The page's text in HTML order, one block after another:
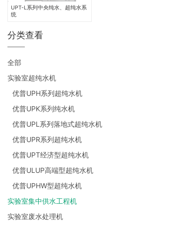
UPT-L系列中央纯水、超纯水系
统
分类查看
全部
实验室超纯水机
优普UPH系列超纯水机
优普UPK系列纯水机
优普UPL系列落地式超纯水机
优普UPR系列超纯水机
优普UPT经济型超纯水机
优普ULUP高端型超纯水机
优普UPHW型超纯水机
实验室集中供水工程机
实验室废水处理机